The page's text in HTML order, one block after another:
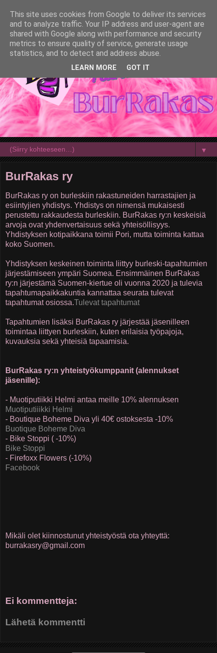
▼
BurRakas ry
BurRakas ry on burleskiin rakastuneiden harrastajien ja
esiintyjien yhdistys. Yhdistys on nimensä mukaisesti
perustettu rakkaudesta burleskiin. BurRakas ry:n keskeisiä
arvoja ovat yhdenvertaisuus sekä yhteisöllisyys.
Yhdistyksen kotipaikkana toimii Pori, mutta toiminta kattaa
koko Suomen.
Yhdistyksen keskeinen toiminta liittyy burleski-tapahtumien
järjestämiseen ympäri Suomea. Ensimmäinen BurRakas
ry:n järjestämä Suomen-kiertue oli vuonna 2020 ja tulevia
tapahtumapaikkakuntia kannattaa seurata tulevat
tapahtumat osiossa.Tulevat tapahtumat
Tapahtumien lisäksi BurRakas ry järjestää jäsenilleen
toimintaa liittyen burleskiin, kuten erilaisia työpajoja,
kuvauksia sekä yhteisiä tapaamisia.
BurRakas ry:n yhteistyökumppanit (alennukset
jäsenille):
- Muotiputiikki Helmi antaa meille 10% alennuksen
Muotiputiiikki Helmi
- Boutique Boheme Diva yli 40€ ostoksesta -10%
Buotique Boheme Diva
- Bike Stoppi ( -10%)
Bike Stoppi
- Firefoxx Flowers (-10%)
Facebook
Mikäli olet kiinnostunut yhteistyöstä ota yhteyttä:
burrakasry@gmail.com
Ei kommentteja:
Lähetä kommentti
This site uses cookies from Google to deliver its services
and to analyze traffic. Your IP address and user-agent are
shared with Google along with performance and security
metrics to ensure quality of service, generate usage
statistics, and to detect and address abuse.
LEARN MORE GOT IT